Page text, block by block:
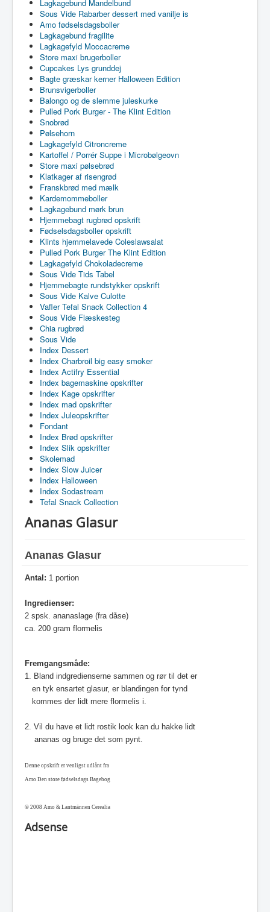
Lagkagebund Mandelbund
Sous Vide Rabarber dessert med vanilje is
Amo fødselsdagsboller
Lagkagebund fragilite
Lagkagefyld Moccacreme
Store maxi brugerboller
Cupcakes Lys grunddej
Bagte græskar kerner Halloween Edition
Brunsvigerboller
Balongo og de slemme juleskurke
Pulled Pork Burger - The Klint Edition
Snobrød
Pølsehorn
Lagkagefyld Citroncreme
Kartoffel / Porrér Suppe i Microbølgeovn
Store maxi pølsebrød
Klatkager af risengrød
Franskbrød med mælk
Kardemommeboller
Lagkagebund mørk brun
Hjemmebagt rugbrød opskrift
Fødselsdagsboller opskrift
Klints hjemmelavede Coleslawsalat
Pulled Pork Burger The Klint Edition
Lagkagefyld Chokoladecreme
Sous Vide Tids Tabel
Hjemmebagte rundstykker opskrift
Sous Vide Kalve Culotte
Vafler Tefal Snack Collection 4
Sous Vide Flæskesteg
Chia rugbrød
Sous Vide
Index Dessert
Index Charbroil big easy smoker
Index Actifry Essential
Index bagemaskine opskrifter
Index Kage opskrifter
Index mad opskrifter
Index Juleopskrifter
Fondant
Index Brød opskrifter
Index Slik opskrifter
Skolemad
Index Slow Juicer
Index Halloween
Index Sodastream
Tefal Snack Collection
Ananas Glasur
Ananas Glasur
Antal: 1 portion
Ingredienser:
2 spsk. ananaslage (fra dåse)
ca. 200 gram flormelis
Fremgangsmåde:
1. Bland indgredienserne sammen og rør til det er
en tyk ensartet glasur, er blandingen for tynd
kommes der lidt mere flormelis i.
2. Vil du have et lidt rostik look kan du hakke lidt
ananas og bruge det som pynt.
Denne opskrift er venligst udlånt fra
Amo Den store fødselsdags Bagebog
© 2008 Amo & Lantmännen Cerealia
Adsense